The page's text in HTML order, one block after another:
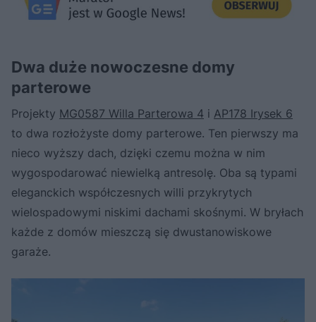
Dwa duże nowoczesne domy
parterowe
Projekty MG0587 Willa Parterowa 4 i AP178 Irysek 6
to dwa rozłożyste domy parterowe. Ten pierwszy ma
nieco wyższy dach, dzięki czemu można w nim
wygospodarować niewielką antresolę. Oba są typami
eleganckich współczesnych willi przykrytych
wielospadowymi niskimi dachami skośnymi. W bryłach
każde z domów mieszczą się dwustanowiskowe
garaże.